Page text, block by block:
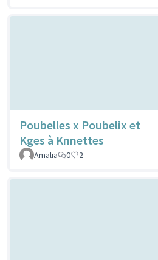
Poubelles x Poubelix et
Kges à Knnettes
Amalia
0 2